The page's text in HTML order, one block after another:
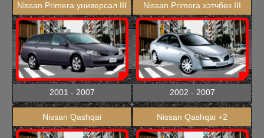
Nissan Primera универсал III
2001 - 2007
Nissan Primera хэтчбек III
2002 - 2007
Nissan Qashqai Nissan Qashqai +2